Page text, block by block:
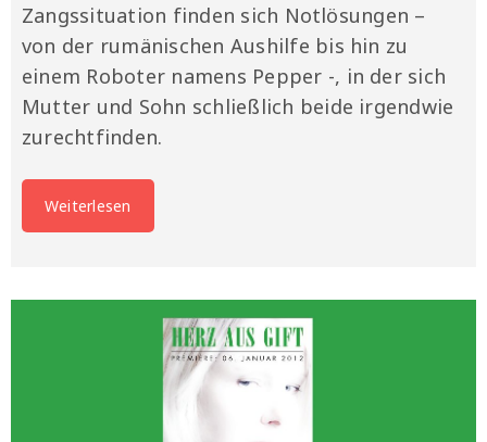
Zangssituation finden sich Notlösungen –
von der rumänischen Aushilfe bis hin zu
einem Roboter namens Pepper -, in der sich
Mutter und Sohn schließlich beide irgendwie
zurechtfinden.
Weiterlesen